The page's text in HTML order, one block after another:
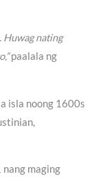
Huwag nating
paalala ng
isla noong 1600s
maging